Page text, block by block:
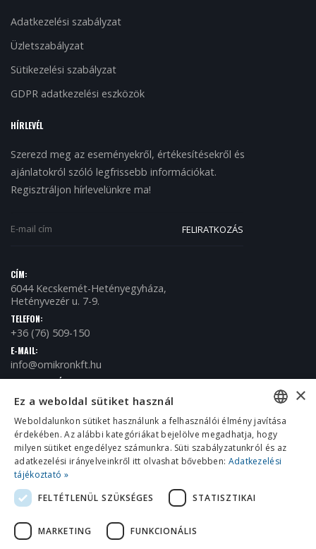
Adatkezelési szabályzat
Üzletszabályzat
Sütikezelési szabályzat
GDPR adatkezelési eszközök
HÍRLEVÉL
Szerezd meg az eseményekről, értékesítésekről és
ajánlatokról szóló legfrissebb információkat.
Regisztráljon hírlevelünkre ma!
CÍM:
6044 Kecskemét-Hetényegyháza,
Hetényvezér u. 7-9.
TELEFON:
+36 (76) 509-150
E-MAIL:
info@omikronkft.hu
NYITVA TARTÁS:
H - P / 8:00 - 16:00
HUNGARIAN
ENGLISH
×
Ez a weboldal sütiket használ
Weboldalunkon sütiket használunk a felhasználói élmény javítása
érdekében. Az alábbi kategóriákat bejelölve megadhatja, hogy
milyen sütiket engedélyez számunkra. Süti szabályzatunkról és az
adatkezelési irányelveinkről itt olvashat bővebben: Adatkezelési
tájékoztató »
FELTÉTLENÜL SZÜKSÉGES
STATISZTIKAI
MARKETING FUNKCIONÁLIS